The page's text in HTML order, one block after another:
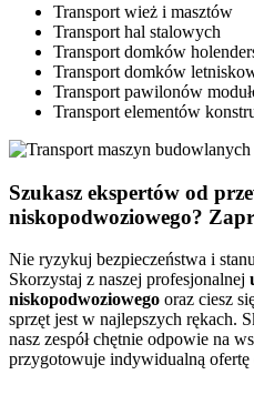
Transport wież i masztów
Transport hal stalowych
Transport domków
Transport domków
Transport pawilonów
Transport elementów
Szukasz ekspertów od
niskopodwoziowego?
Nie ryzykuj bezpieczeństwa i
Skorzystaj z naszej profesjonalnej
niskopodwoziowego oraz ciesz
sprzęt jest w najlepszych rękach.
nasz zespół chętnie odpowie na
przygotowuje indywidualną